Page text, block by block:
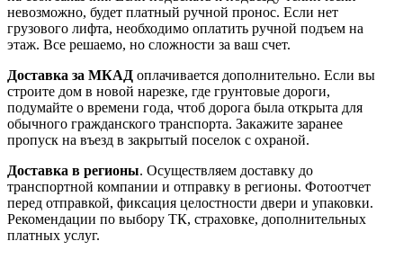
невозможно, будет платный ручной пронос. Если нет
грузового лифта, необходимо оплатить ручной подъем на
этаж. Все решаемо, но сложности за ваш счет.
Доставка за МКАД оплачивается дополнительно. Если вы
строите дом в новой нарезке, где грунтовые дороги,
подумайте о времени года, чтоб дорога была открыта для
обычного гражданского транспорта. Закажите заранее
пропуск на въезд в закрытый поселок с охраной.
Доставка в регионы. Осуществляем доставку до
транспортной компании и отправку в регионы. Фотоотчет
перед отправкой, фиксация целостности двери и упаковки.
Рекомендации по выбору ТК, страховке, дополнительных
платных услуг.